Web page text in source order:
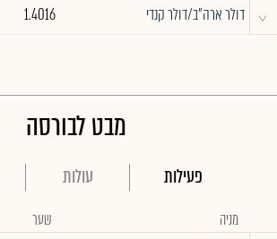
^ דולר ארה"ב/דולר קנדי 1.4016
מבט לבורסה
פעילות עולות
מניה שער